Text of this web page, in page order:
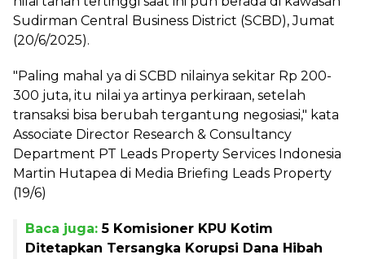
Sudirman Central Business District (SCBD), Jumat
(20/6/2025).
"Paling mahal ya di SCBD nilainya sekitar Rp 200-
300 juta, itu nilai ya artinya perkiraan, setelah
transaksi bisa berubah tergantung negosiasi," kata
Associate Director Research & Consultancy
Department PT Leads Property Services Indonesia
Martin Hutapea di Media Briefing Leads Property
(19/6)
Baca juga:5 Komisioner KPU Kotim
Ditetapkan Tersangka Korupsi Dana Hibah